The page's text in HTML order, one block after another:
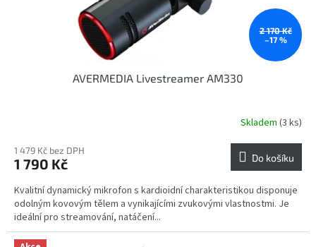
2 170 Kč
–17 %
AVERMEDIA Livestreamer AM330
Skladem (3 ks)
1 479 Kč bez DPH
1 790 Kč Do košíku
Kvalitní dynamický mikrofon s kardioidní charakteristikou disponuje
odolným kovovým tělem a vynikajícími zvukovými vlastnostmi. Je
ideální pro streamování, natáčení...